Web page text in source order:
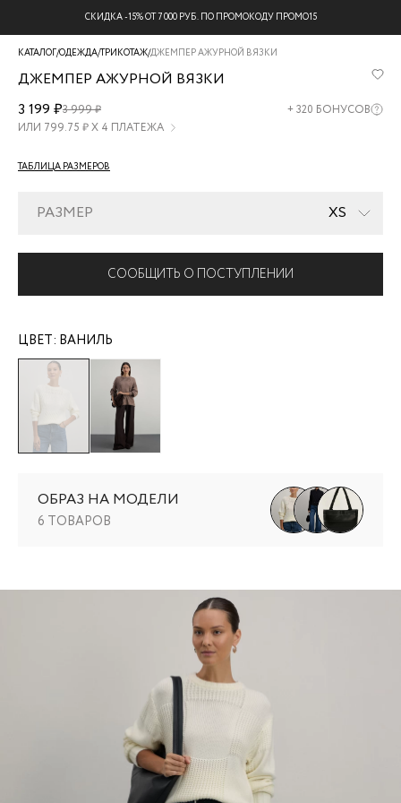
СКИДКА -15% ОТ 7 000 РУБ. ПО ПРОМОКОДУ ПРОМО15
КАТАЛОГ/ОДЕЖДА/ТРИКОТАЖ/ДЖЕМПЕР АЖУРНОЙ ВЯЗКИ
ДЖЕМПЕР АЖУРНОЙ ВЯЗКИ
4420673873-
2
3 199 ₽3 999 ₽ +320 БОНУСОВ
ИЛИ 799.75 ₽ Х 4 ПЛАТЕЖА
ТАБЛИЦА РАЗМЕРОВ
РАЗМЕР XS
СООБЩИТЬ О ПОСТУПЛЕНИИ
ЦВЕТ: ВАНИЛЬ
ОБРАЗ НА МОДЕЛИ
6 ТОВАРОВ